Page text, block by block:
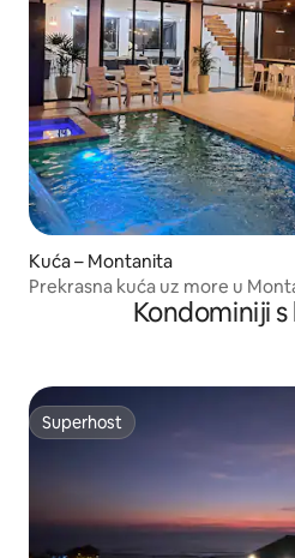
Kuća – Montanita
Prekrasna kuća uz more u
Kondominiji
Superhost
Superhost